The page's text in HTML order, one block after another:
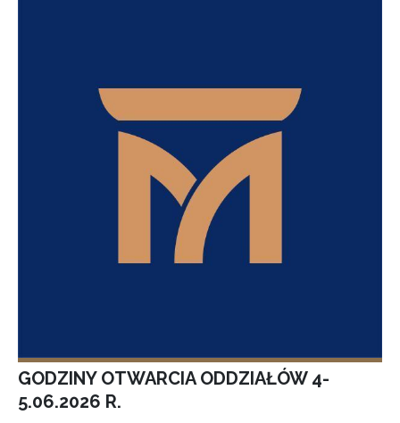
GODZINY OTWARCIA ODDZIAŁÓW 4-
5.06.2026 R.